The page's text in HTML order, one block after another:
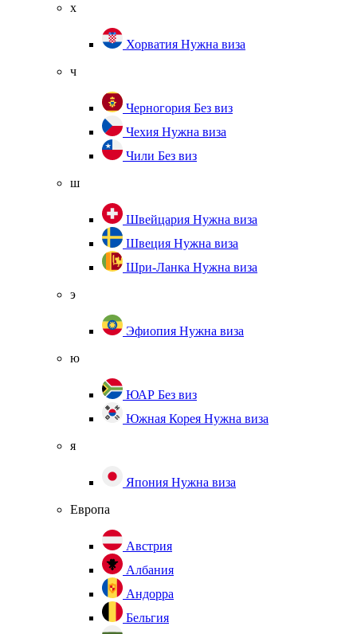
х
Хорватия Нужна виза
ч
Черногория Без виз
Чехия Нужна виза
Чили Без виз
ш
Швейцария Нужна виза
Швеция Нужна виза
Шри-Ланка Нужна виза
э
Эфиопия Нужна виза
ю
ЮАР Без виз
Южная Корея Нужна виза
я
Япония Нужна виза
Европа
Австрия
Албания
Андорра
Бельгия